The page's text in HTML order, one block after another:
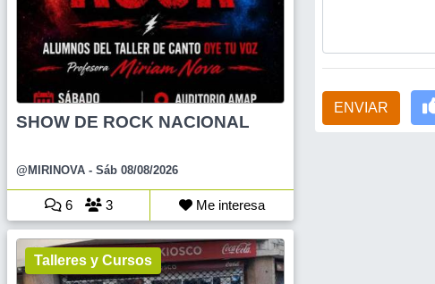
SHOW DE ROCK NACIONAL
@MIRINOVA - Sáb 08/08/2026
6 3 Me interesa
Talleres y Cursos
ENVIAR